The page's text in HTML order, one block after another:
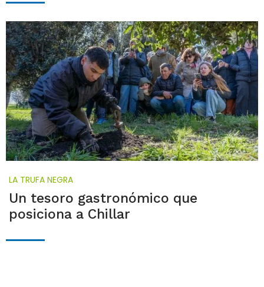
LA TRUFA NEGRA
Un tesoro gastronómico que
posiciona a Chillar